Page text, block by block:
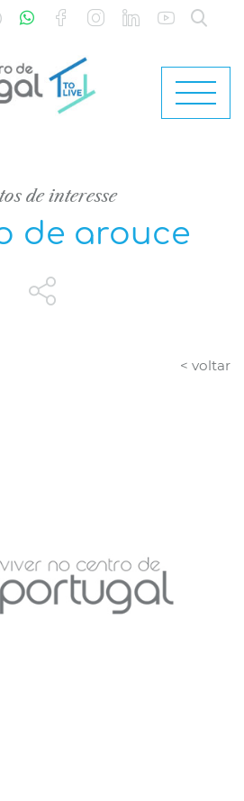
de interesse
de arouce
< voltar